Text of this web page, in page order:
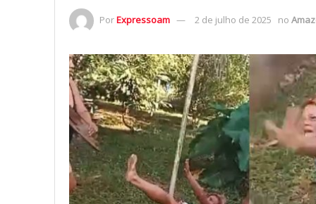
PorExpressoam 2 de julho de 2025 no